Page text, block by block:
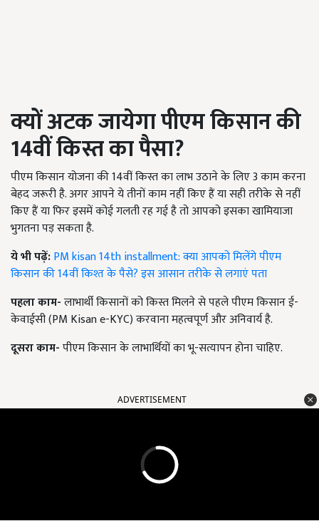
क्यों अटक जायेगा पीएम किसान की
14वीं किस्त का पैसा?
पीएम किसान योजना की14वीं किस्त का लाभ उठाने के लिए 3काम करना
बेहद जरूरी है. अगर आपने ये तीनों काम नहीं किए हैं या सही तरीके से नहीं
किए हैं या फिर इसमें कोई गलती रह गई है तो आपको इसका खामियाजा
भुगतना पड़ सकता है.
ये भी पढ़ें:PM kisan 14th installment: क्या आपको मिलेंगे पीएम
किसान की 14वीं किश्त के पैसे? इस आसान तरीके से लगाएं पता
पहला काम-लाभार्थी किसानों को किस्त मिलने से पहले पीएम किसान ई-
केवाईसी (PM Kisan e-KYC)करवाना महत्वपूर्ण और अनिवार्य है.
दूसरा काम-पीएम किसान के लाभार्थियों का भू-सत्यापन होना चाहिए.
ADVERTISEMENT